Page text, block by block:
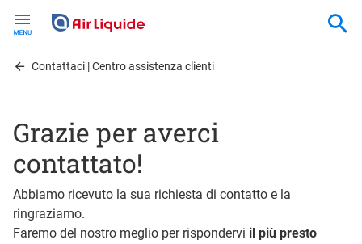
contentContattaci | Centro assistenza clienti
Grazie per averci
contattato!
Abbiamo ricevuto la sua richiesta di contatto e la
ringraziamo.
Faremo del nostro meglio per rispondervi il più presto